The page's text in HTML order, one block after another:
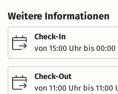
Weitere Informationen
Check-In
von 15:00 Uhr bis 00:00
Check-Out
von 11:00 Uhr bis 11:00